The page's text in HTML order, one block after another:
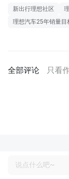
新出行理想社区
理想汽车25年销量目
全部评论 只看
说点什么吧~